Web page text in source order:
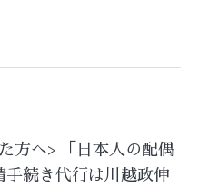
方へ> 「日本人の配偶
続き代行は川越政伸